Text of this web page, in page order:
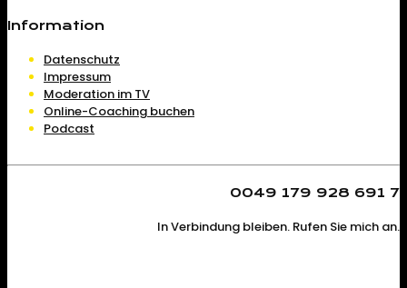
Information
Datenschutz
Impressum
Moderation im TV
Online-Coaching buchen
Podcast
0049 179 928 691 7
In Verbindung bleiben. Rufen Sie mich an.